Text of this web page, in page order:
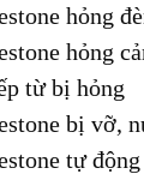
hỏng
hỏng
từ bị hỏng
bị vỡ,
tự